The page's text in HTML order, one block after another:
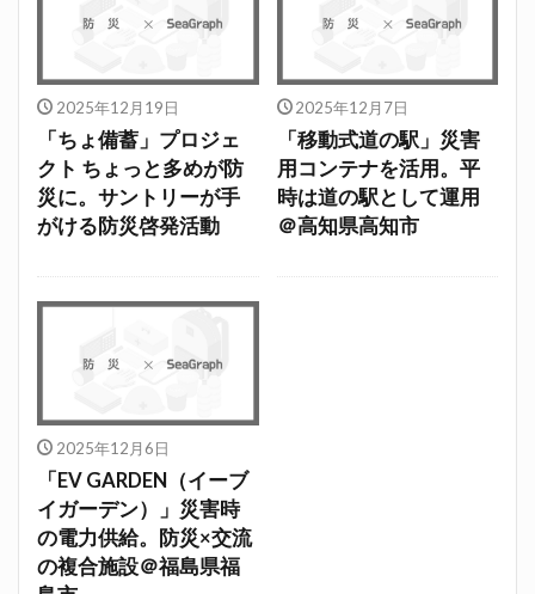
2025年12月19日
「ちょ備蓄」プロジェ
クト ちょっと多めが防
災に。サントリーが手
がける防災啓発活動
2025年12月7日
「移動式道の駅」災害
用コンテナを活用。平
時は道の駅として運用
＠高知県高知市
2025年12月6日
「EV GARDEN（イーブ
イガーデン）」災害時
の電力供給。防災×交流
の複合施設＠福島県福